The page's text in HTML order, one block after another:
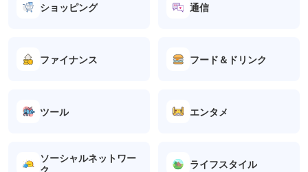
ショッピング 通信
ファイナンス フード＆ドリンク
ツール エンタメ
ソーシャルネットワー
ク
ライフスタイル